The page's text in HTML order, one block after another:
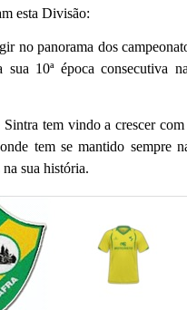
esta Divisão:
no panorama dos
10ª época consecutiva
tem vindo a crescer com
tem se mantido sempre
sua história.